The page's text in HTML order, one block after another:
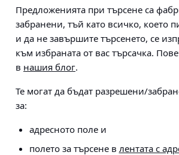
Предложенията при търсене са
забранени, тъй като всичко, което
и да не завършите търсенето, се
към избраната от вас търсачка.
в нашия блог.
Те могат да бъдат разрешени/
за:
адресното поле и
полето за търсене в лентата с